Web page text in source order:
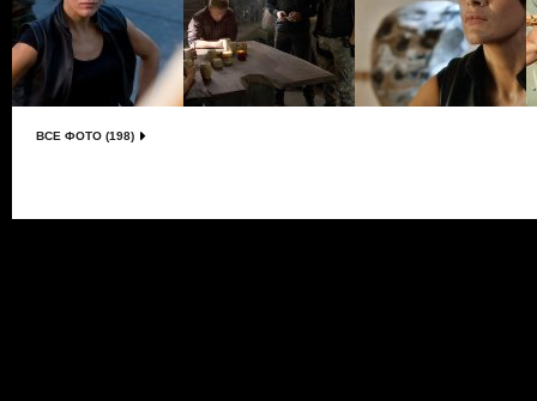
ВСЕ ФОТО (198)